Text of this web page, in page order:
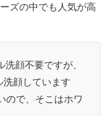
ズの中でも人気が高
顔不要ですが、
洗顔しています
ので、そこはホワ